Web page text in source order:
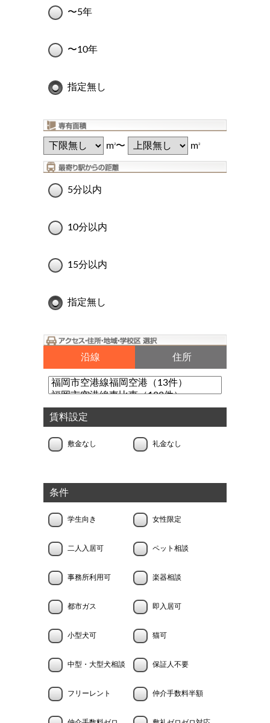
〜5年
〜10年
指定無し
m2〜 m2
5分以内
10分以内
15分以内
指定無し
沿線 住所
賃料設定
敷金なし 礼金なし
条件
学生向き 女性限定
二人入居可 ペット相談
事務所利用可 楽器相談
都市ガス 即入居可
小型犬可 猫可
中型・大型犬相談 保証人不要
フリーレント 仲介手数料半額